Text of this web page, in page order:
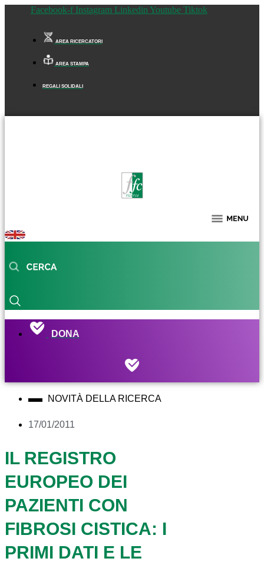
Facebook-f Instagram Linkedin Youtube Tiktok
AREA RICERCATORI
AREA STAMPA
REGALI SOLIDALI
DONA
NOVITÀ DELLA RICERCA
17/01/2011
IL REGISTRO
EUROPEO DEI
PAZIENTI CON
FIBROSI CISTICA: I
PRIMI DATI E LE